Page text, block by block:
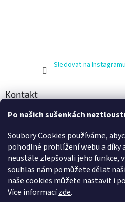
Po našich sušenkách
Soubory Cookies používáme,
pohodlné prohlížení webu a díky
neustále zlepšovali jeho funkce,
souhlas nám pomůžete dělat
naše cookies můžete nastavit i
Více informacízde.
Sledovat na Instagramu
Kontakt
info@zijnaboso.cz
+420 608 881 484
Vivobarefoot Hradec Králové
vivobarefoot_hk